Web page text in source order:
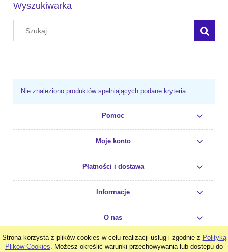
Strona korzysta z plików cookies w celu realizacji usług i zgodnie z Polityką
Plików Cookies. Możesz określić warunki przechowywania lub dostępu do
Wyszukiwarka
Nie znaleziono produktów spełniających podane kryteria.
Pomoc
Moje konto
Płatności i dostawa
Informacje
O nas
pokaż pełną wersję strony